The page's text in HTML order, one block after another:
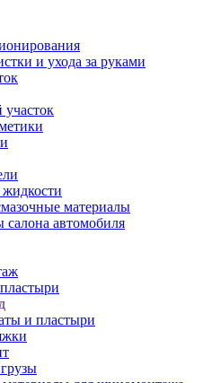
и ухода за руками
материалы
салона автомобиля
и пластыри